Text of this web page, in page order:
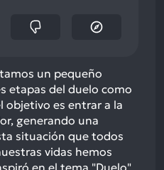
un pequeño
etapas del duelo como
objetivo es entrar a la
generando una
situación que todos
vidas hemos